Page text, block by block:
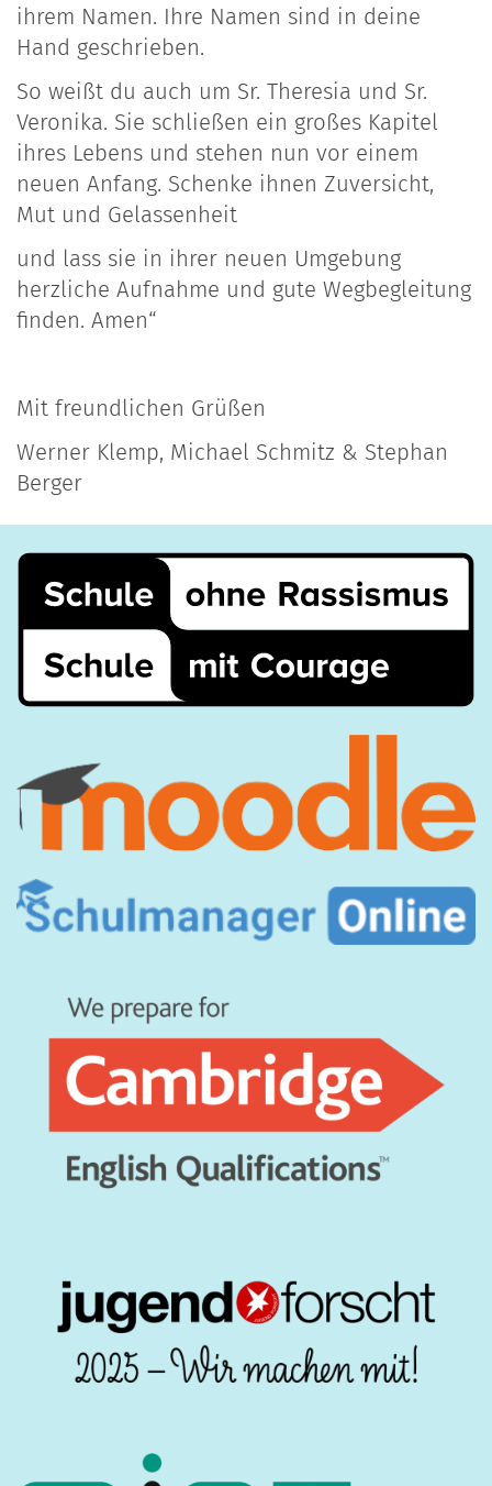
ihrem Namen. Ihre Namen sind in deine
Hand geschrieben.
So weißt du auch um Sr. Theresia und Sr.
Veronika. Sie schließen ein großes Kapitel
ihres Lebens und stehen nun vor einem
neuen Anfang. Schenke ihnen Zuversicht,
Mut und Gelassenheit
und lass sie in ihrer neuen Umgebung
herzliche Aufnahme und gute Wegbegleitung
finden. Amen“
Mit freundlichen Grüßen
Werner Klemp, Michael Schmitz & Stephan
Berger